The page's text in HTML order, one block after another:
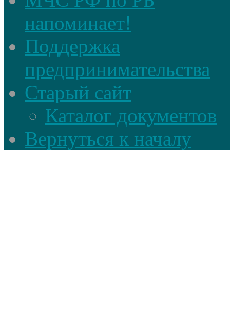
напоминает!
Поддержка
предпринимательства
Старый сайт
Каталог документов
Вернуться к началу